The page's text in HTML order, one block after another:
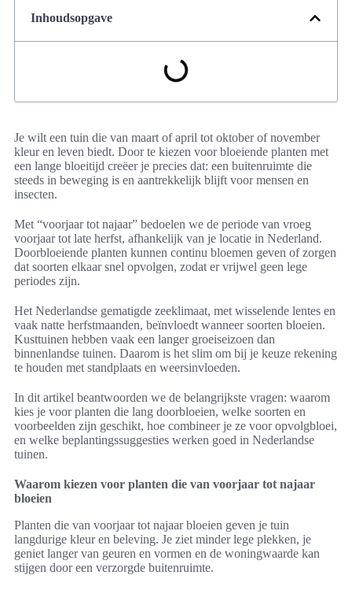
Inhoudsopgave
Je wilt een tuin die van maart of april tot oktober of november
kleur en leven biedt. Door te kiezen voor bloeiende planten met
een lange bloeitijd creëer je precies dat: een buitenruimte die
steeds in beweging is en aantrekkelijk blijft voor mensen en
insecten.
Met “voorjaar tot najaar” bedoelen we de periode van vroeg
voorjaar tot late herfst, afhankelijk van je locatie in Nederland.
Doorbloeiende planten kunnen continu bloemen geven of zorgen
dat soorten elkaar snel opvolgen, zodat er vrijwel geen lege
periodes zijn.
Het Nederlandse gematigde zeeklimaat, met wisselende lentes en
vaak natte herfstmaanden, beïnvloedt wanneer soorten bloeien.
Kusttuinen hebben vaak een langer groeiseizoen dan
binnenlandse tuinen. Daarom is het slim om bij je keuze rekening
te houden met standplaats en weersinvloeden.
In dit artikel beantwoorden we de belangrijkste vragen: waarom
kies je voor planten die lang doorbloeien, welke soorten en
voorbeelden zijn geschikt, hoe combineer je ze voor opvolgbloei,
en welke beplantingssuggesties werken goed in Nederlandse
tuinen.
Waarom kiezen voor planten die van voorjaar tot najaar
bloeien
Planten die van voorjaar tot najaar bloeien geven je tuin
langdurige kleur en beleving. Je ziet minder lege plekken, je
geniet langer van geuren en vormen en de woningwaarde kan
stijgen door een verzorgde buitenruimte.